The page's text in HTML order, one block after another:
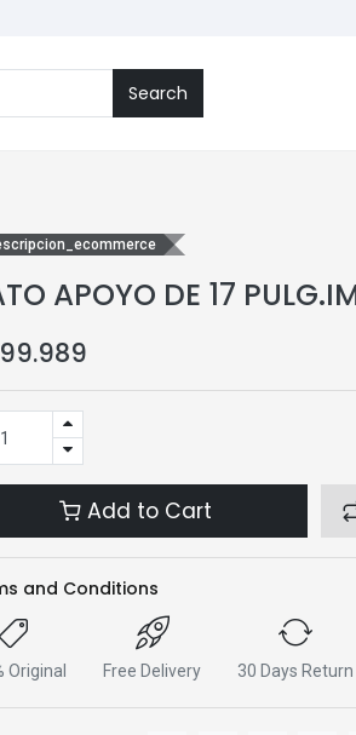
Search
APOYO DE 17
Add to Cart
and Conditions
Original Free Delivery 30 Days Return